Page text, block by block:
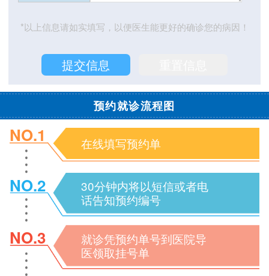
*以上信息请如实填写，以便医生能更好的确诊您的病因！
预约就诊流程图
NO.1 在线填写预约单
NO.2
30分钟内将以短信或者电
话告知预约编号
NO.3
就诊凭预约单号到医院导
医领取挂号单